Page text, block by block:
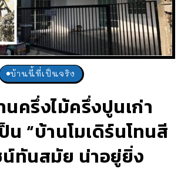
บ้านนี้ที่เป็นจริง
นครึ่งไม้ครึ่งปูนเก่า
น “บ้านโมเดิร์นโทนสี
น์ทันสมัย น่าอยู่ยิ่ง